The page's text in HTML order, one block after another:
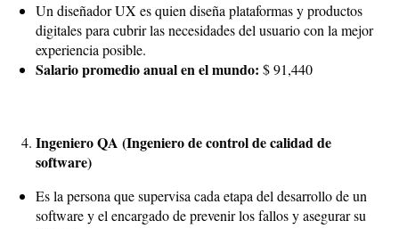
Un diseñador UX es quien diseña plataformas y productos
digitales para cubrir las necesidades del usuario con la mejor
experiencia posible.
Salario promedio anual en el mundo: $ 91,440
Ingeniero QA (Ingeniero de control de calidad de
software)
Es la persona que supervisa cada etapa del desarrollo de un
software y el encargado de prevenir los fallos y asegurar su